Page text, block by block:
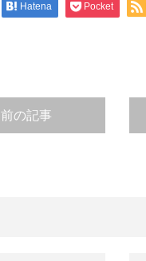
Hatena Pocket
前の記事